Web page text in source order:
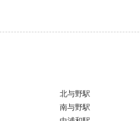
北与野駅
南与野駅